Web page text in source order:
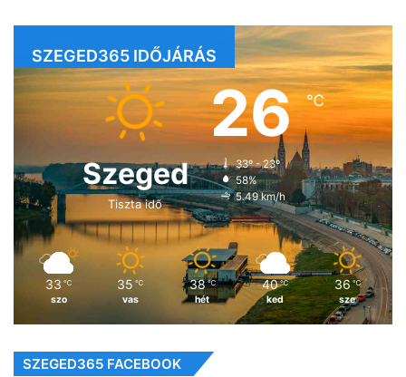
SZEGED365 IDŐJÁRÁS
Szeged
Tiszta idő
26℃
33º - 23º
58%
5.49 km/h
33 ℃
szo
35 ℃
vas
38 ℃
hét
40 ℃
ked
36 ℃
sze
SZEGED365 FACEBOOK